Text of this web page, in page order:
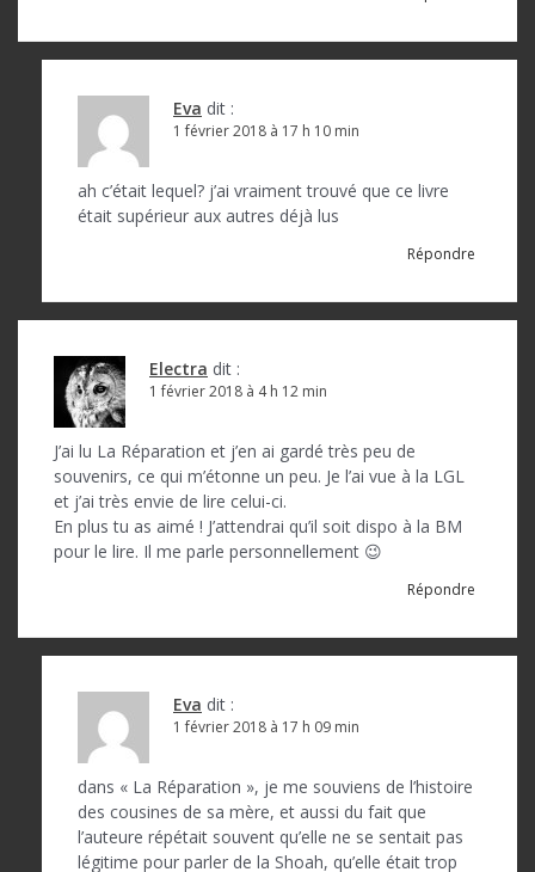
Eva dit :
1 février 2018 à 17 h 10 min
ah c’était lequel? j’ai vraiment trouvé que ce livre
était supérieur aux autres déjà lus
Répondre
Electra dit :
1 février 2018 à 4 h 12 min
J’ai lu La Réparation et j’en ai gardé très peu de
souvenirs, ce qui m’étonne un peu. Je l’ai vue à la LGL
et j’ai très envie de lire celui-ci.
En plus tu as aimé ! J’attendrai qu’il soit dispo à la BM
pour le lire. Il me parle personnellement 😉
Répondre
Eva dit :
1 février 2018 à 17 h 09 min
dans « La Réparation », je me souviens de l’histoire
des cousines de sa mère, et aussi du fait que
l’auteure répétait souvent qu’elle ne se sentait pas
légitime pour parler de la Shoah, qu’elle était trop